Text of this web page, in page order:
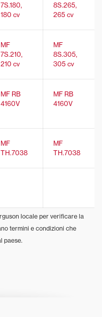
7S.180,
180 cv
8S.265,
265 cv
MF
7S.210,
210 cv
MF
8S.305,
305 cv
MF RB
4160V
MF RB
4160V
MF
TH.7038
MF
TH.7038
locale per verificare la
termini e condizioni che
paese.